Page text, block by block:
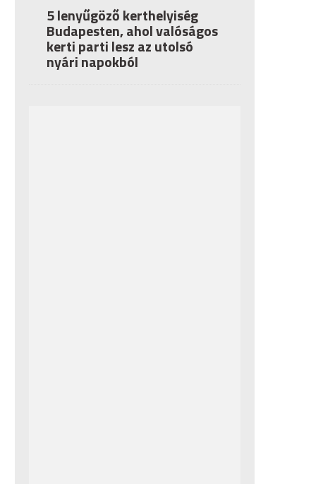
5 lenyűgöző kerthelyiség
Budapesten, ahol valóságos
kerti parti lesz az utolsó
nyári napokból